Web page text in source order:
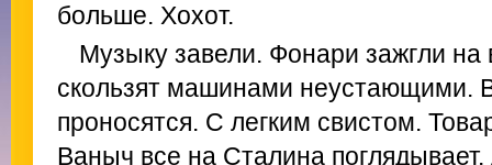
больше. Хохот.
Музыку завели. Фонари зажгли
скользят машинами неустающими.
проносятся. С легким свистом.
Ваныч все на Сталина